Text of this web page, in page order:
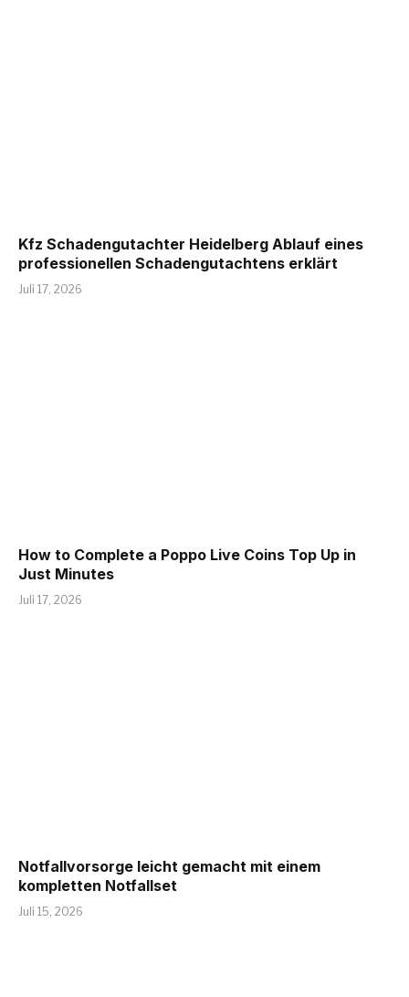
Kfz Schadengutachter Heidelberg Ablauf eines
professionellen Schadengutachtens erklärt
Juli 17, 2026
How to Complete a Poppo Live Coins Top Up in
Just Minutes
Juli 17, 2026
Notfallvorsorge leicht gemacht mit einem
kompletten Notfallset
Juli 15, 2026